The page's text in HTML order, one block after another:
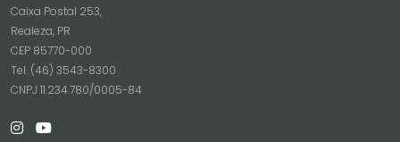
Caixa Postal 253,
Realeza, PR
CEP 85770-000
Tel. (46) 3543-8300
CNPJ 11.234.780/0005-84